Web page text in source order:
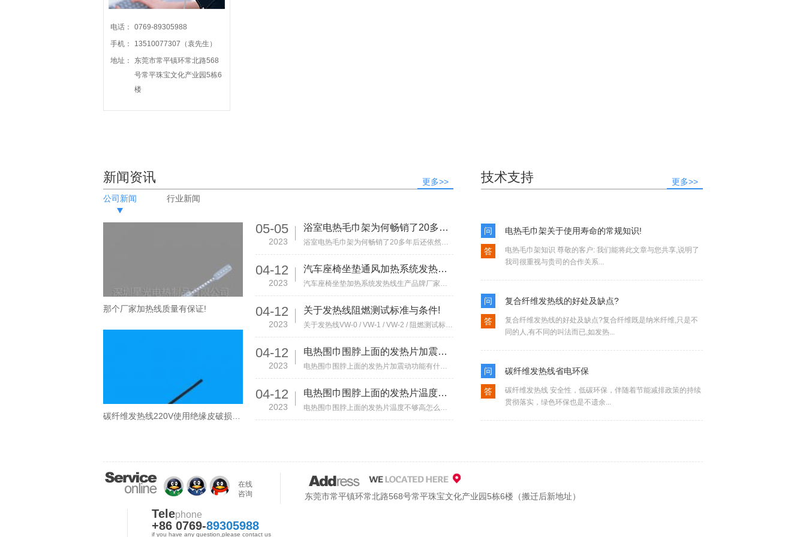
电话：
0769-89305988
手机：
13510077307（袁先生）
地址：
东莞市常平镇环常北路568
号常平珠宝文化产业园5栋6
楼
新闻资讯
更多>>
公司新闻
行业新闻
那个厂家加热线质量有保证!
05-05
2023
浴室电热毛巾架为何畅销了20多年后还依然热销!
浴室电热毛巾架为何畅销了20多年后还依然热销! 电热毛巾架是一款比较流行的浴室加热电器...
04-12
2023
汽车座椅坐垫通风加热系统发热线生产品牌厂家有那些!
汽车座椅坐垫加热系统发热线生产品牌厂家有那些! 汽车座椅坐垫是一个新兴的汽车用品行业...
04-12
2023
关于发热线阻燃测试标准与条件!
关于发热线VW-0 / VW-1 / VW-2 / 阻燃测试标准与条件! 发热线在生活中,被各行各业所应用,那么在采...
04-12
2023
电热围巾围脖上面的发热片加震动功能有什么作用?
电热围巾围脖上面的发热片加震动功能有什么作用? 电热围巾围脖是今年新兴的产品,也说不出...
04-12
2023
电热围巾围脖上面的发热片温度不够高怎么办?
电热围巾围脖上面的发热片温度不够高怎么办? 这是一个专业性的问题,也许只有业内人士知道...
11-22
2023
2023
05-06 发热硅橡胶电缆的三大缺陷
05-06
技术支持 更多>>
问 电热毛巾架关于使用寿命的常规知识!
答
电热毛巾架知识 尊敬的客户: 我们能将此文章与您共享,说明了
我司很重视与贵司的合作关系...
问 复合纤维发热线的好处及缺点?
答
复合纤维发热线的好处及缺点?复合纤维既是纳米纤维,只是不
同的人,有不同的叫法而已,如发热...
问 碳纤维发热线省电环保
答
碳纤维发热线 安全性，低碳环保，伴随着节能减排政策的持续
贯彻落实，绿色环保也是不遗余...
在线
咨询
东莞市常平镇环常北路568号常平珠宝文化产业园5栋6楼（搬迁后新地址）
Telephone
+86 0769-89305988
if you have any question,please contact us